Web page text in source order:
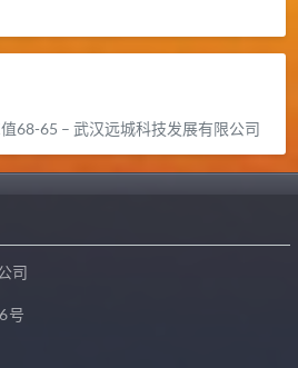
68-65 – 武汉远城科技发展有限公司
司
号